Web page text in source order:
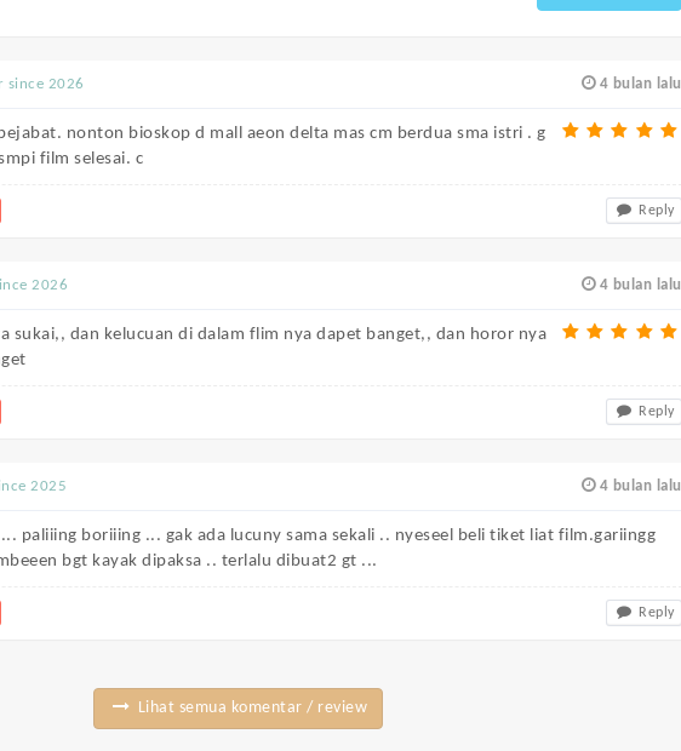
4 bulan lalu
since 2026
nonton bioskop d mall aeon delta mas cm berdua sma istri . g
film selesai. c
Reply
4 bulan lalu
2026
sukai,, dan kelucuan di dalam flim nya dapet banget,, dan horor nya
Reply
4 bulan lalu
2025
paliiing boriiing ... gak ada lucuny sama sekali .. nyeseel beli tiket liat film.gariingg
bgt kayak dipaksa .. terlalu dibuat2 gt ...
Reply
Lihat semua komentar / review